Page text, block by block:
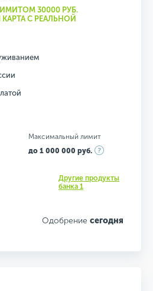
30000 РУБ.
С РЕАЛЬНОЙ
Максимальный лимит
до 1 000 000 руб.
Другие продукты
банка 1
Одобрение сегодня